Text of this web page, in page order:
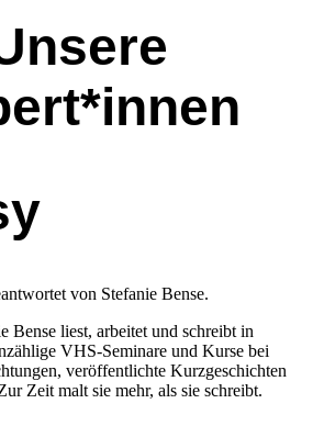
von Stefanie Bense.
Bense liest, arbeitet und schreibt in
VHS-Seminare und Kurse bei
veröffentlichte Kurzgeschichten
Zeit malt sie mehr, als sie schreibt.